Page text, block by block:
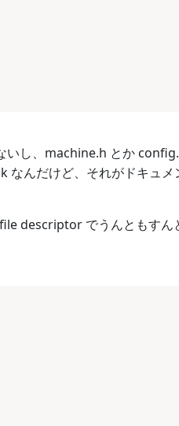
し、machine.h とか
んだけど、それがドキュメ
descriptor でうんともすん